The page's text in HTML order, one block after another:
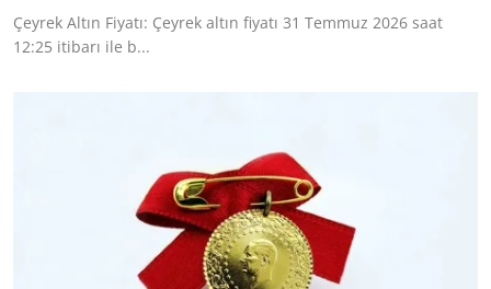
Çeyrek Altın Fiyatı: Çeyrek altın fiyatı 31 Temmuz 2026 saat
12:25 itibarı ile b...